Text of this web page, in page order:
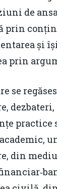
de
prin
și
prin
se
din